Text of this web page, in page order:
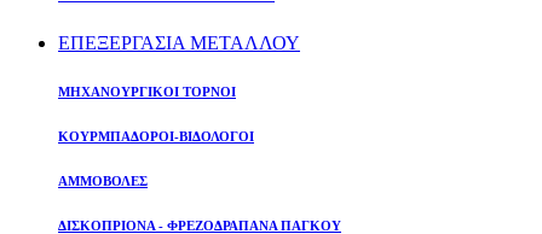
ΕΠΕΞΕΡΓΑΣΙΑ ΜΕΤΑΛΛΟΥ
ΜΗΧΑΝΟΥΡΓΙΚΟΙ ΤΟΡΝΟΙ
ΚΟΥΡΜΠΑΔΟΡΟΙ-ΒΙΔΟΛΟΓΟΙ
ΑΜΜΟΒΟΛΕΣ
ΔΙΣΚΟΠΡΙΟΝΑ - ΦΡΕΖΟΔΡΑΠΑΝΑ ΠΑΓΚΟΥ